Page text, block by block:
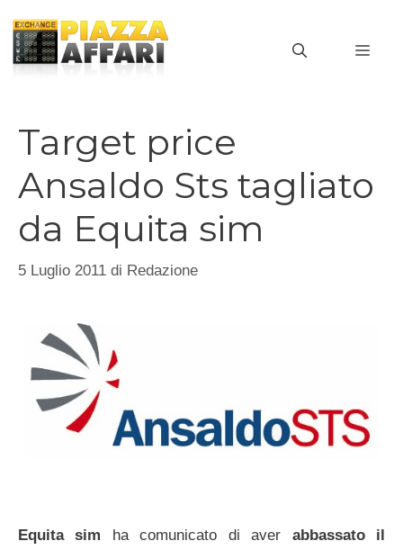
contenuto
Target price
Ansaldo Sts tagliato
da Equita sim
5 Luglio 2011 di Redazione
Equita sim ha comunicato di aver abbassato il